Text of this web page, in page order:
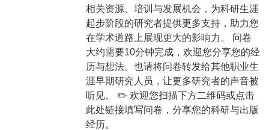
相关资源、培训与发展机会，为科研生涯
起步阶段的研究者提供更多支持，助力您
在学术道路上展现更大的影响力。 问卷
大约需要10分钟完成，欢迎您分享您的经
历与想法。也请将问卷转发给其他职业生
涯早期研究人员，让更多研究者的声音被
听见。 ✏️ 欢迎您扫描下方二维码或点击
此处链接填写问卷，分享您的科研与出版
经历。